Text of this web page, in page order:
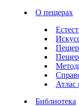
О пещерах
Атлас
Библиотека